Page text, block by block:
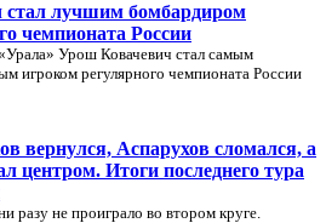
стал лучшим бомбардиром
чемпионата России
Урош Ковачевич стал самым
игроком регулярного чемпионата России
вернулся, Аспарухов сломался, а
центром. Итоги последнего тура
разу не проиграло во втором круге.